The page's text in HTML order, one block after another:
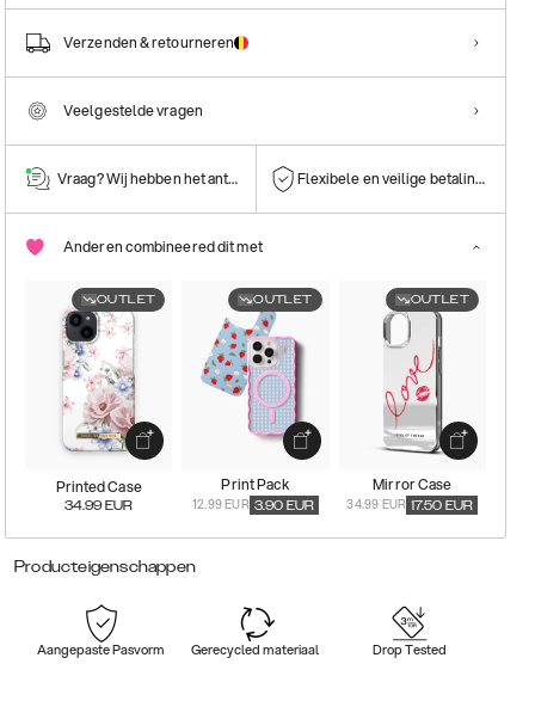
Verzenden & retourneren
Veelgestelde vragen
Vraag? Wij hebben het antwoord! Flexibele en veilige betalingen
Anderen combineered dit met
OUTLET
Printed Case
34.99 EUR
OUTLET
Print Pack
12.99 EUR 3.90 EUR
OUTLET
Mirror Case
34.99 EUR 17.50 EUR
Producteigenschappen
Aangepaste Pasvorm Gerecycled materiaal Drop Tested